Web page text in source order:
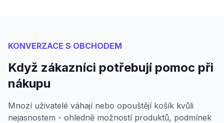
KONVERZACE S OBCHODEM
Když zákazníci potřebují pomoc při
nákupu
Mnozí uživatelé váhají nebo opouštějí košík kvůli
nejasnostem - ohledně možností produktů, podmínek